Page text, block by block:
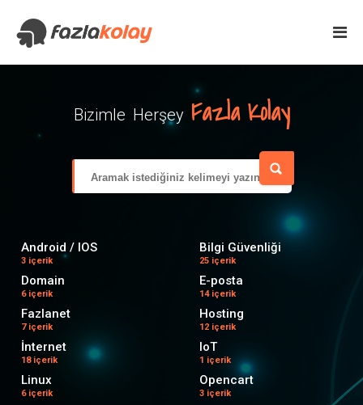
Bizimle Herşey Fazla Kolay
Android / IOS
3 içerik
Bilgi Güvenliği
25 içerik
Domain
6 içerik
E-posta
14 içerik
Fazlanet
7 içerik
Hosting
12 içerik
İnternet
18 içerik
IoT
1 içerik
Linux
6 içerik
Opencart
3 içerik